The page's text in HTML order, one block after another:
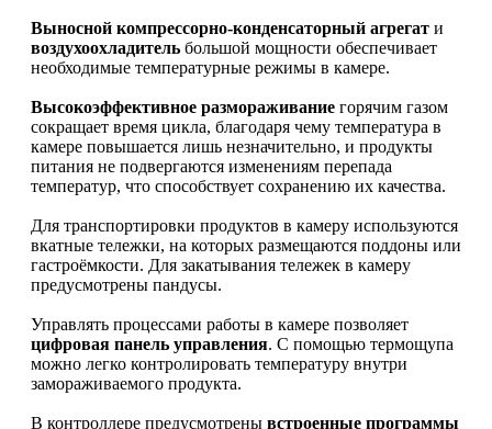
Выносной компрессорно-конденсаторный агрегат и
воздухоохладитель большой мощности обеспечивает
необходимые температурные режимы в камере.
Высокоэффективное размораживание горячим газом
сокращает время цикла, благодаря чему температура в
камере повышается лишь незначительно, и продукты
питания не подвергаются изменениям перепада
температур, что способствует сохранению их качества.
Для транспортировки продуктов в камеру используются
вкатные тележки, на которых размещаются поддоны или
гастроёмкости. Для закатывания тележек в камеру
предусмотрены пандусы.
Управлять процессами работы в камере позволяет
цифровая панель управления. С помощью термощупа
можно легко контролировать температуру внутри
замораживаемого продукта.
В контроллере предусмотрены встроенные программы